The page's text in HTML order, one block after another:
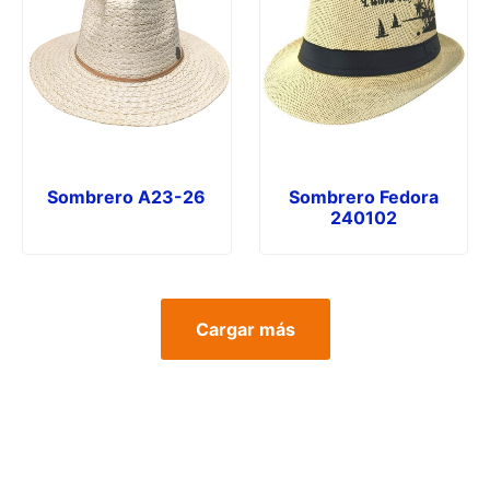
Sombrero A23-26
Sombrero Fedora
240102
Cargar más